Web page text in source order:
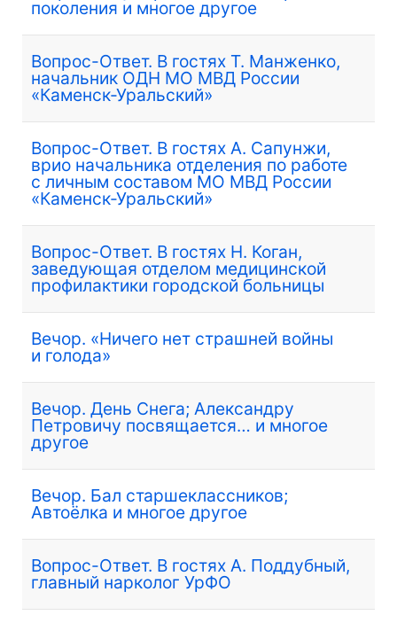
поколения и многое другое
Вопрос-Ответ. В гостях Т. Манженко,
начальник ОДН МО МВД России
«Каменск-Уральский»
Вопрос-Ответ. В гостях А. Сапунжи,
врио начальника отделения по работе
с личным составом МО МВД России
«Каменск-Уральский»
Вопрос-Ответ. В гостях Н. Коган,
заведующая отделом медицинской
профилактики городской больницы
Вечор. «Ничего нет страшней войны
и голода»
Вечор. День Снега; Александру
Петровичу посвящается… и многое
другое
Вечор. Бал старшеклассников;
Автоёлка и многое другое
Вопрос-Ответ. В гостях А. Поддубный,
главный нарколог УрФО